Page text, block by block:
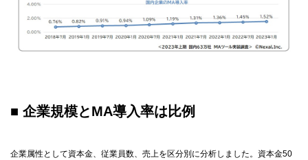
■ 企業規模とMA導入率は比例
企業属性として資本金、従業員数、売上を区分別に分析しました。資本金50